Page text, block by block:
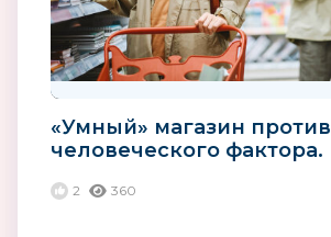
«Умный» магазин против
человеческого фактора.
2 360